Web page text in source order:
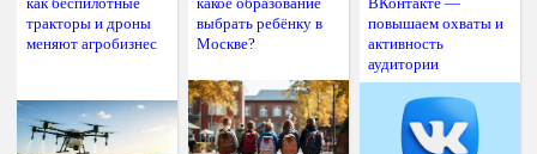
тракторы и дроны
меняют агробизнес
выбрать ребёнку в
Москве?
повышаем охваты и
активность
аудитории